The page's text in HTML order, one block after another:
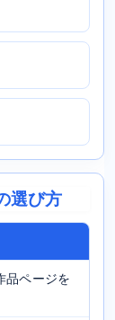
選び方
品ページを